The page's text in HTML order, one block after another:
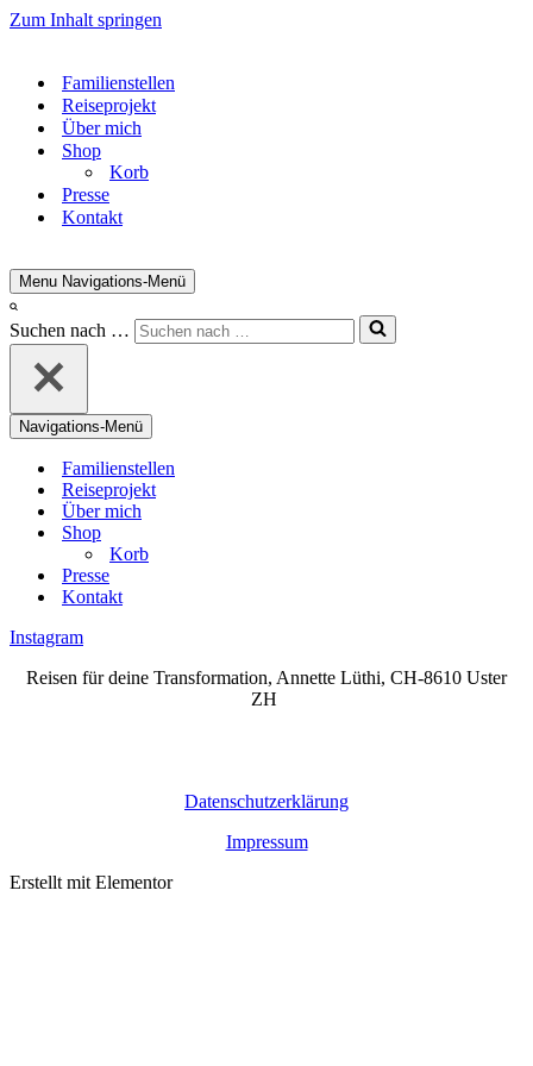
Zum Inhalt springen
Familienstellen
Reiseprojekt
Über mich
Shop
Korb
Presse
Kontakt
Menu Navigations-Menü
Suchen nach …
Navigations-Menü
Familienstellen
Reiseprojekt
Über mich
Shop
Korb
Presse
Kontakt
Instagram
Reisen für deine Transformation, Annette Lüthi, CH-8610 Uster
ZH
Datenschutzerklärung
Impressum
Erstellt mit Elementor